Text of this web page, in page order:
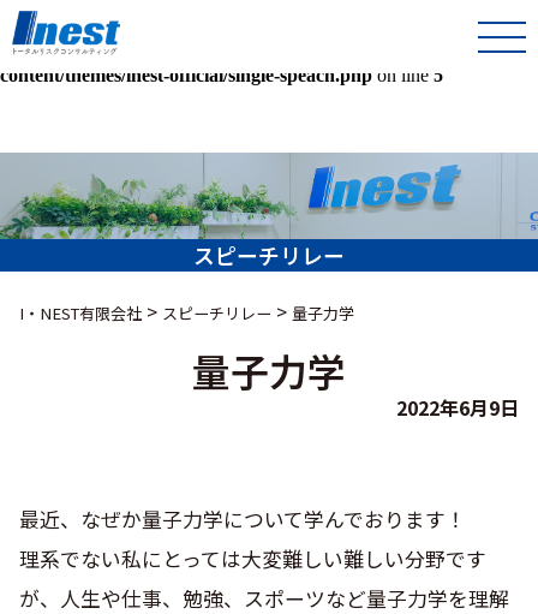
Warning: Undefined array key 0 in
/home/kir013221/public_html/inest-co-jp/wps/wp-
content/themes/inest-official/single-speach.php on line 5
スピーチリレー
I・NEST有限会社 > スピーチリレー > 量子力学
量子力学
2022年6月9日
最近、なぜか量子力学について学んでおります！
理系でない私にとっては大変難しい難しい分野です
が、人生や仕事、勉強、スポーツなど量子力学を理解